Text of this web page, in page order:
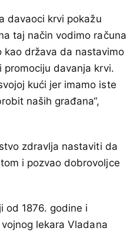
davaoci krvi pokažu
taj način vodimo računa
kao država da nastavimo
davanja krvi.
kući jer imamo iste
naših građana“,
zdravlja nastaviti da
i pozvao dobrovoljce
od 1876. godine i
lekara Vladana